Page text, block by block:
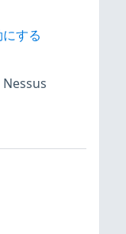
する
Nessus